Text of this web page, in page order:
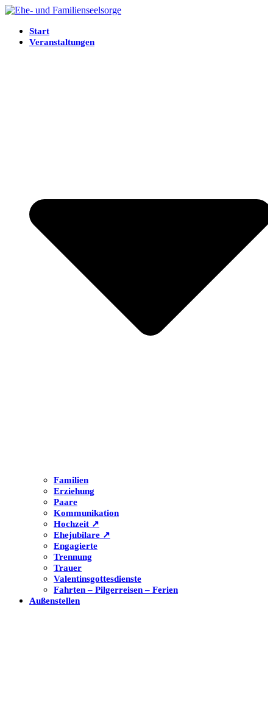
Start
Veranstaltungen
Familien
Erziehung
Paare
Kommunikation
Hochzeit ↗
Ehejubilare ↗
Engagierte
Trennung
Trauer
Valentinsgottesdienste
Fahrten – Pilgerreisen – Ferien
Außenstellen